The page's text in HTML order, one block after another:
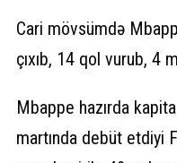
Cari mövsümdə
çıxıb, 14 qol vurub, 4
Mbappe hazırda
martında debüt etdiyi